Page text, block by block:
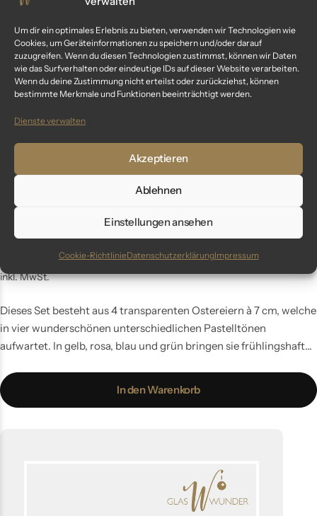
Um dir ein optimales Erlebnis zu bieten, verwenden wir Technologien wie
Cookies, um Geräteinformationen zu speichern und/oder darauf
zuzugreifen. Wenn du diesen Technologien zustimmst, können wir Daten
wie das Surfverhalten oder eindeutige IDs auf dieser Website verarbeiten.
Wenn du deine Zustimmung nicht erteilst oder zurückziehst, können
bestimmte Merkmale und Funktionen beeinträchtigt werden.
Dienste verwalten
Akzeptieren
Ablehnen
Einstellungen ansehen
Cookie-RichtlinieDatenschutzerklärungImpressum
„spring power“ – Ostereier 6 cm bunt transparent
inkl. MwSt.
Dieses Set besteht aus 4 transparenten Ostereiern à 7 cm, welche
in vier wunderschönen unterschiedlichen Pastelltönen
aufwartet. In gelb, rosa, blau und grün bringen sie frühlingshafte
Ostereier-Set "Spring Power" wird aus mundgeblasenem Glas
gefertigt und von Hand gefärbt.
In den Warenkorb